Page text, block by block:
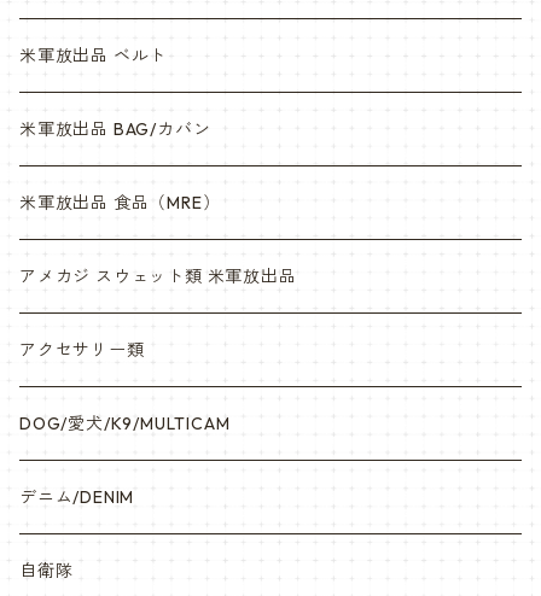
米軍放出品 ベルト
米軍放出品 BAG/カバン
米軍放出品 食品（MRE）
アメカジ スウェット類 米軍放出品
アクセサリー類
DOG/愛犬/K9/MULTICAM
デニム/DENIM
自衛隊